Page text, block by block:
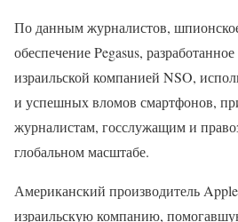
По данным журналистов,
обеспечение Pegasus,
израильской компанией NSO,
и успешных вломов смартфонов,
журналистам, госслужащим и
глобальном масштабе.
Американский производитель
израильскую компанию,